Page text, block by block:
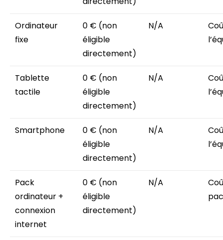
Ordinateur
fixe
0 € (non
éligible
directement)
N/A
Tablette
tactile
0 € (non
éligible
directement)
N/A
Smartphone
0 € (non
éligible
directement)
N/A
Pack
ordinateur +
connexion
internet
0 € (non
éligible
directement)
N/A